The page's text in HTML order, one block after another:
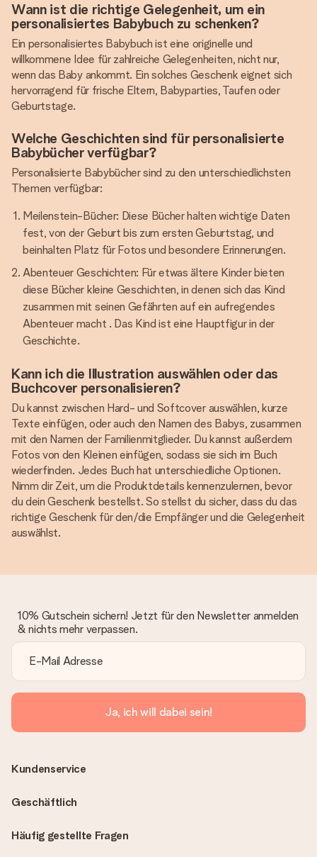
Wann ist die richtige Gelegenheit, um ein
personalisiertes Babybuch zu schenken?
Ein personalisiertes Babybuch ist eine originelle und
willkommene Idee für zahlreiche Gelegenheiten, nicht nur,
wenn das Baby ankommt. Ein solches Geschenk eignet sich
hervorragend für frische Eltern, Babyparties, Taufen oder
Geburtstage.
Welche Geschichten sind für personalisierte
Babybücher verfügbar?
Personalisierte Babybücher sind zu den unterschiedlichsten
Themen verfügbar:
Meilenstein-Bücher: Diese Bücher halten wichtige Daten
fest, von der Geburt bis zum ersten Geburtstag, und
beinhalten Platz für Fotos und besondere Erinnerungen.
Abenteuer Geschichten: Für etwas ältere Kinder bieten
diese Bücher kleine Geschichten, in denen sich das Kind
zusammen mit seinen Gefährten auf ein aufregendes
Abenteuer macht . Das Kind ist eine Hauptfigur in der
Geschichte.
Kann ich die Illustration auswählen oder das
Buchcover personalisieren?
Du kannst zwischen Hard- und Softcover auswählen, kurze
Texte einfügen, oder auch den Namen des Babys, zusammen
mit den Namen der Familienmitglieder. Du kannst außerdem
Fotos von den Kleinen einfügen, sodass sie sich im Buch
wiederfinden. Jedes Buch hat unterschiedliche Optionen.
Nimm dir Zeit, um die Produktdetails kennenzulernen, bevor
du dein Geschenk bestellst. So stellst du sicher, dass du das
richtige Geschenk für den/die Empfänger und die Gelegenheit
auswählst.
10% Gutschein sichern! Jetzt für den Newsletter anmelden
& nichts mehr verpassen.
Ja, ich will dabei sein!
Häufig gestellte Fragen
Kundenservice
Geschäftlich